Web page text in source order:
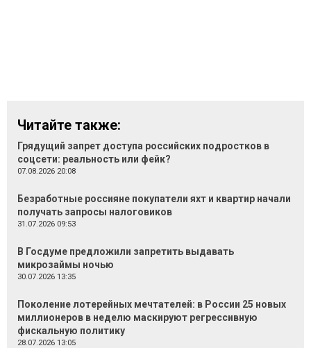
Читайте также:
Грядущий запрет доступа российских подростков в
соцсети: реальность или фейк?
07.08.2026 20:08
Безработные россияне покупатели яхт и квартир начали
получать запросы налоговиков
31.07.2026 09:53
В Госдуме предложили запретить выдавать
микрозаймы ночью
30.07.2026 13:35
Поколение лотерейных мечтателей: в России 25 новых
миллионеров в неделю маскируют регрессивную
фискальную политику
28.07.2026 13:05